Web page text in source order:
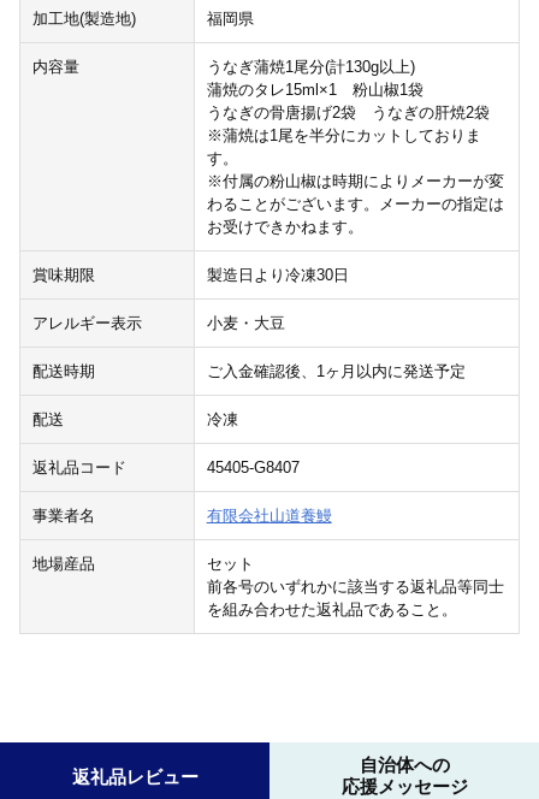
加工地(製造地) 福岡県
内容量
うなぎ蒲焼1尾分(計130g以上)
蒲焼のタレ15ml×1 粉山椒1袋
うなぎの骨唐揚げ2袋 うなぎの肝焼2袋
※蒲焼は1尾を半分にカットしておりま
す。
※付属の粉山椒は時期によりメーカーが変
わることがございます。メーカーの指定は
お受けできかねます。
賞味期限 製造日より冷凍30日
アレルギー表示 小麦・大豆
配送時期 ご入金確認後、1ヶ月以内に発送予定
配送 冷凍
返礼品コード 45405-G8407
事業者名 有限会社山道養鰻
地場産品
セット
前各号のいずれかに該当する返礼品等同士
を組み合わせた返礼品であること。
返礼品レビュー
自治体への
応援メッセージ